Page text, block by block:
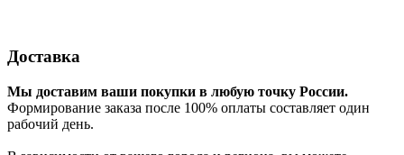
Доставка
Мы доставим ваши покупки в любую точку России.
Формирование заказа после 100% оплаты составляет один
рабочий день.